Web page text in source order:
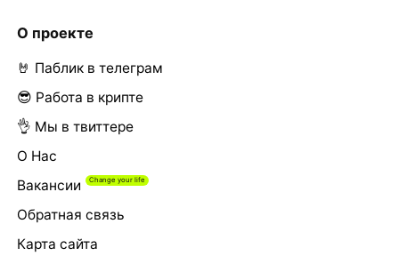
О проекте
🤘 Паблик в телеграм
😎 Работа в крипте
👌 Мы в твиттере
О Нас
Вакансии
Обратная связь
Карта сайта